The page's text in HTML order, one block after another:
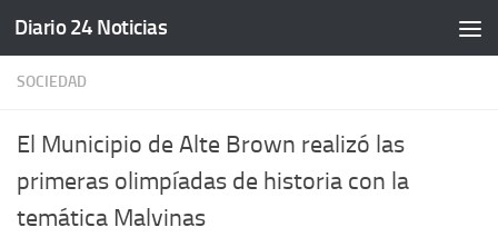
Saltar al contenido
Diario 24 Noticias
SOCIEDAD
El Municipio de Alte Brown realizó las
primeras olimpíadas de historia con la
temática Malvinas